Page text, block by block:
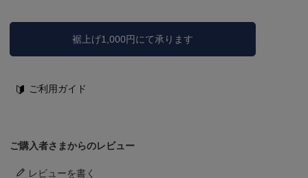
裾上げ1,000円にて承ります
ご利用ガイド
ご購入者さまからのレビュー
レビューを書く